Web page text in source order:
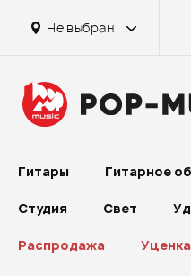
Не выбран
Гитары Гитарное
Студия Свет
Распродажа Уценка